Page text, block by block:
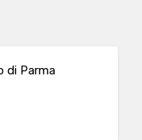
di Parma